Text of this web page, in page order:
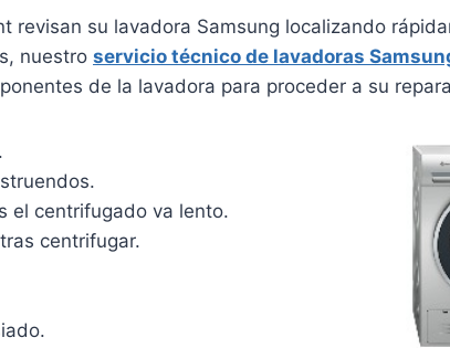
revisan su lavadora Samsung localizando
nuestro servicio técnico de lavadoras
de la lavadora para proceder a su
el centrifugado va lento.
centrifugar.